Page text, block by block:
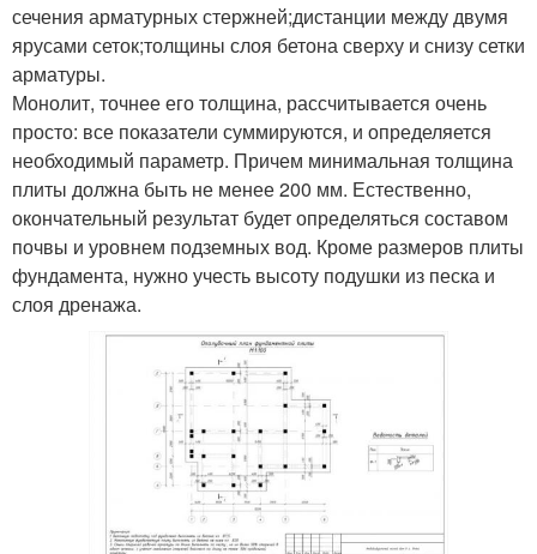
сечения арматурных стержней;дистанции между двумя
ярусами сеток;толщины слоя бетона сверху и снизу сетки
арматуры.
Монолит, точнее его толщина, рассчитывается очень
просто: все показатели суммируются, и определяется
необходимый параметр. Причем минимальная толщина
плиты должна быть не менее 200 мм. Естественно,
окончательный результат будет определяться составом
почвы и уровнем подземных вод. Кроме размеров плиты
фундамента, нужно учесть высоту подушки из песка и
слоя дренажа.